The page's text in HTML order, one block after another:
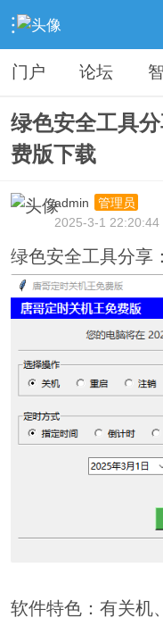
› 分享论坛 › 电脑技术 ›
门户 论坛
绿色安全工具
费版下载
admin
管理员
2025-3-1 22:20:44
绿色安全工具分享
软件特色：有关机